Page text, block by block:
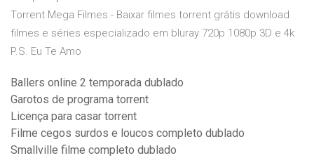
Torrent Mega Filmes - Baixar filmes torrent grátis download
filmes e séries especializado em bluray 720p 1080p 3D e 4k
P.S. Eu Te Amo
Ballers online 2 temporada dublado
Garotos de programa torrent
Licença para casar torrent
Filme cegos surdos e loucos completo dublado
Smallville filme completo dublado